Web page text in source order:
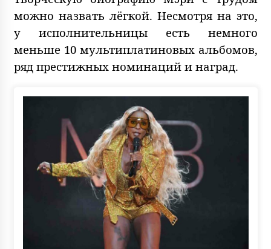
можно назвать лёгкой. Несмотря на это,
у исполнительницы есть немного
меньше 10 мультиплатиновых альбомов,
ряд престижных номинаций и наград.